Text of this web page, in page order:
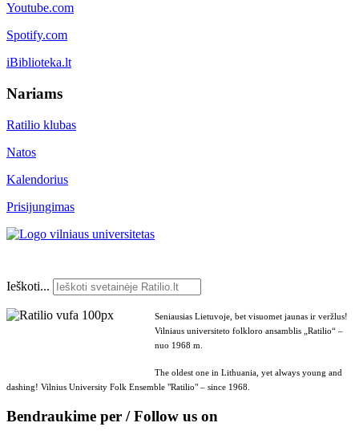
Youtube.com
Spotify.com
iBiblioteka.lt
Nariams
Ratilio klubas
Natos
Kalendorius
Prisijungimas
Ieškoti...
Seniausias Lietuvoje, bet visuomet jaunas ir veržlus!
Vilniaus universiteto folkloro ansamblis „Ratilio“ –
nuo 1968 m.
The oldest one in Lithuania, yet always young and
dashing! Vilnius University Folk Ensemble "Ratilio" – since 1968.
Bendraukime per / Follow us on